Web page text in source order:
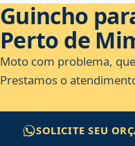
Guincho
Perto de
Moto com problema,
Prestamos o
SOLICITE SEU